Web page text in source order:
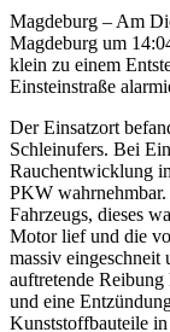
Magdeburg – Am
Magdeburg um
klein zu einem
Einsteinstraße
Der Einsatzort
Schleinufers. Bei
Rauchentwicklung
PKW wahrnehmbar.
Fahrzeugs, dieses
Motor lief und die
massiv
auftretende
und eine
Kunststoffbauteile